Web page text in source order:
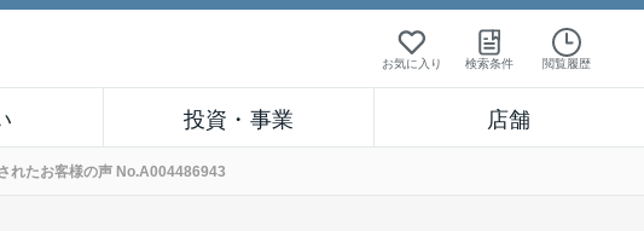
お気に入り 検索条件 閲覧履歴
投資・事業 店舗
れたお客様の声 No.A004486943